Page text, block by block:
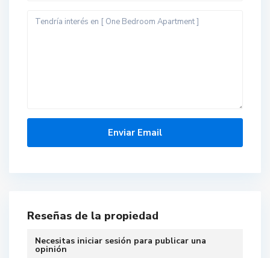
Reseñas de la propiedad
Necesitas iniciar sesión para publicar una
opinión